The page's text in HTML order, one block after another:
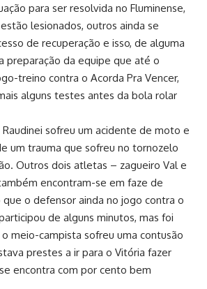
para ser resolvida no Fluminense,
lesionados, outros ainda se
de recuperação e isso, de alguma
preparação da equipe que até o
treino contra o Acorda Pra Vencer,
alguns testes antes da bola rolar
sofreu um acidente de moto e
um trauma que sofreu no tornozelo
Outros dois atletas – zagueiro Val e
encontram-se em faze de
que o defensor ainda no jogo contra o
de alguns minutos, mas foi
meio-campista sofreu uma contusão
prestes a ir para o Vitória fazer
encontra com por cento bem